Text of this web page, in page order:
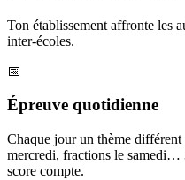
Ton établissement affronte les
inter-écoles.
📅
Épreuve quotidienne
Chaque jour un thème
mercredi, fractions le samedi…
score compte.